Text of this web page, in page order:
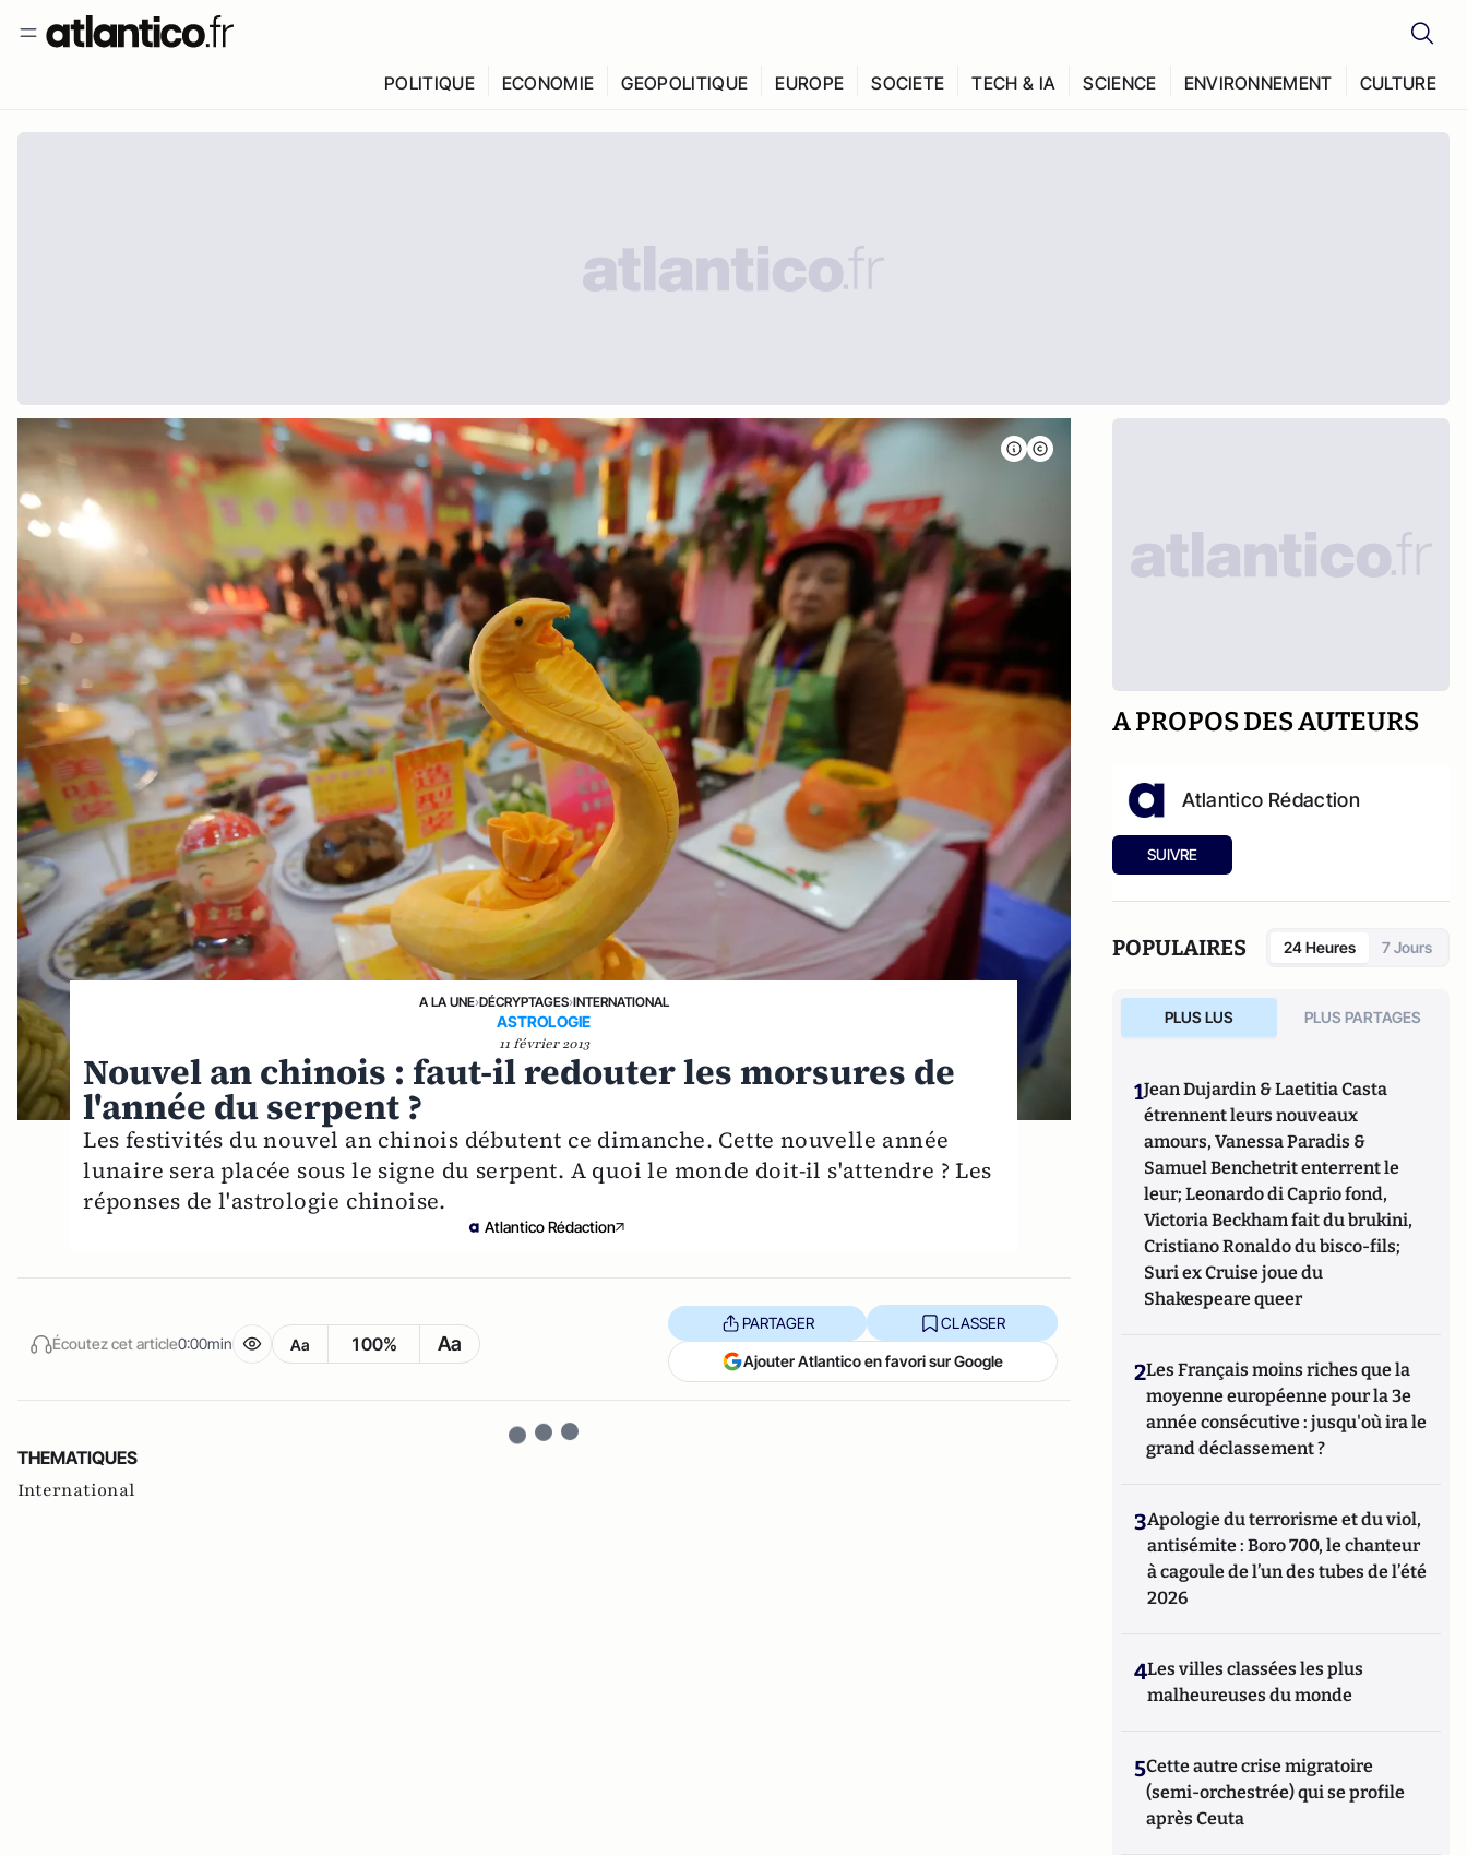
POLITIQUE ECONOMIE GEOPOLITIQUE EUROPE SOCIETE TECH & IA SCIENCE ENVIRONNEMENT CULTURE
A LA UNE›DÉCRYPTAGES›INTERNATIONAL
ASTROLOGIE
11 février 2013
Nouvel an chinois : faut-il redouter les morsures de
l'année du serpent ?
Les festivités du nouvel an chinois débutent ce dimanche. Cette nouvelle année
lunaire sera placée sous le signe du serpent. A quoi le monde doit-il s'attendre ? Les
réponses de l'astrologie chinoise.
Atlantico Rédaction
Écoutez cet article0:00min Aa 100% Aa
PARTAGER CLASSER
Ajouter Atlantico en favori sur Google
THEMATIQUES
International
A PROPOS DES AUTEURS
Atlantico Rédaction
SUIVRE
POPULAIRES 24 Heures 7 Jours
PLUS LUS PLUS PARTAGES
1Jean Dujardin & Laetitia Casta
étrennent leurs nouveaux
amours, Vanessa Paradis &
Samuel Benchetrit enterrent le
leur; Leonardo di Caprio fond,
Victoria Beckham fait du brukini,
Cristiano Ronaldo du bisco-fils;
Suri ex Cruise joue du
Shakespeare queer
2Les Français moins riches que la
moyenne européenne pour la 3e
année consécutive : jusqu'où ira le
grand déclassement ?
3Apologie du terrorisme et du viol,
antisémite : Boro 700, le chanteur
à cagoule de l’un des tubes de l’été
2026
4Les villes classées les plus
malheureuses du monde
5Cette autre crise migratoire
(semi-orchestrée) qui se profile
après Ceuta